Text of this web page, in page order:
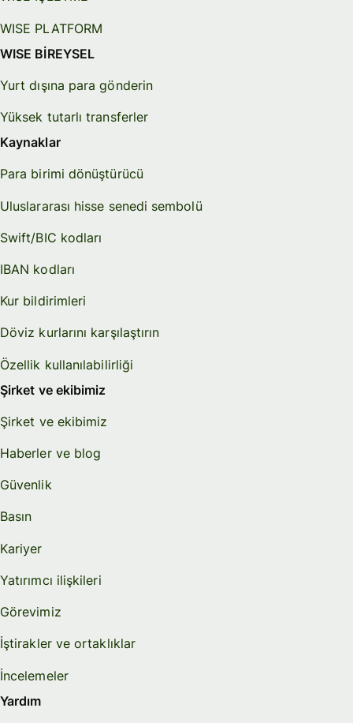
WISE PLATFORM
WISE BİREYSEL
Yurt dışına para gönderin
Yüksek tutarlı transferler
Kaynaklar
Para birimi dönüştürücü
Uluslararası hisse senedi sembolü
Swift/BIC kodları
IBAN kodları
Kur bildirimleri
Döviz kurlarını karşılaştırın
Özellik kullanılabilirliği
Şirket ve ekibimiz
Şirket ve ekibimiz
Haberler ve blog
Güvenlik
Basın
Kariyer
Yatırımcı ilişkileri
Görevimiz
İştirakler ve ortaklıklar
İncelemeler
Yardım